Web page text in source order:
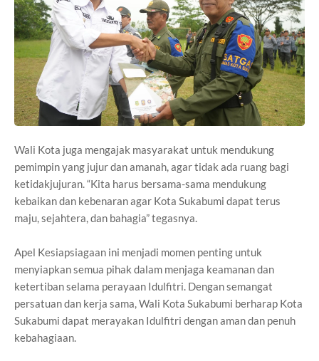
Wali Kota juga mengajak masyarakat untuk mendukung
pemimpin yang jujur dan amanah, agar tidak ada ruang bagi
ketidakjujuran. “Kita harus bersama-sama mendukung
kebaikan dan kebenaran agar Kota Sukabumi dapat terus
maju, sejahtera, dan bahagia” tegasnya.
Apel Kesiapsiagaan ini menjadi momen penting untuk
menyiapkan semua pihak dalam menjaga keamanan dan
ketertiban selama perayaan Idulfitri. Dengan semangat
persatuan dan kerja sama, Wali Kota Sukabumi berharap Kota
Sukabumi dapat merayakan Idulfitri dengan aman dan penuh
kebahagiaan.